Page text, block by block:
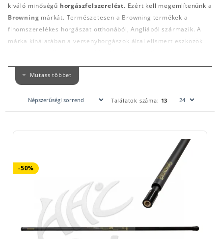
kiváló minőségű horgászfelszerelést. Ezért kell megemlítenünk a
Browning márkát. Természetesen a Browning termékek a
finomszerelékes horgászat otthonából, Angliából származik. A
márka kínálatában a versenyhorgászok által elismert eszközök
termékfejlesztésben rejlik. Horgászok készítik horgászoknak a
legpraktikusabb horgászfelszereléseket. Nagy figyelmet
A Browning által forgalmazott felszerelések nem annyira
képest. Kiváló példa erre a Browning törőszita, ami nem egy
hétköznapi horgászfelszerelés. Magas peremmel rendelkezik,
ami nem engedi kiborulni rostálás során az etetőanyagot. Az
etetőanyag tökéletes oldódásához, ízeinek, aromáinak
egyenletes eloszlásához első szempont, hogy az etetőanyag
teljesen homogén legyen. Ezt a törőszitán való többszöri
áttöréssel érjük el. A különböző méretű, és szem nagyságú
törősziták között megtaláljuk a vödrünkre, dézsánkra, illőt, de a
csalizó tálcán található dobozok méretei sem maradtak ki a
Mutass többet
Találatok száma: 13
-50%